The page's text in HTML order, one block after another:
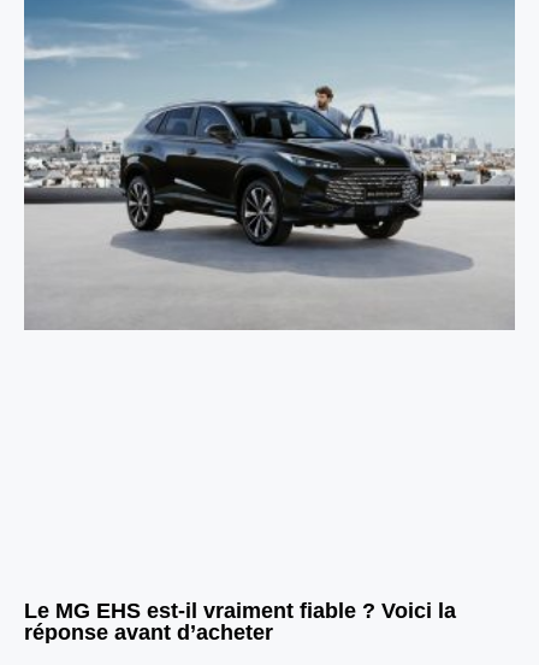
Le MG EHS est-il vraiment fiable ? Voici la
réponse avant d’acheter